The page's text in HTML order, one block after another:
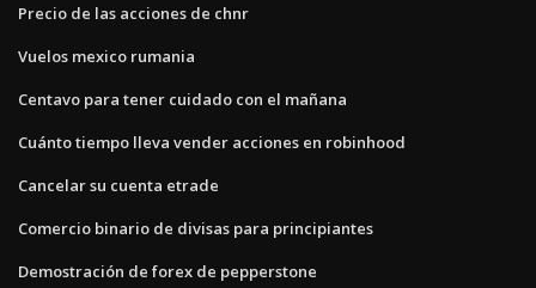
Precio de las acciones de chnr
Vuelos mexico rumania
Centavo para tener cuidado con el mañana
Cuánto tiempo lleva vender acciones en robinhood
Cancelar su cuenta etrade
Comercio binario de divisas para principiantes
Demostración de forex de pepperstone